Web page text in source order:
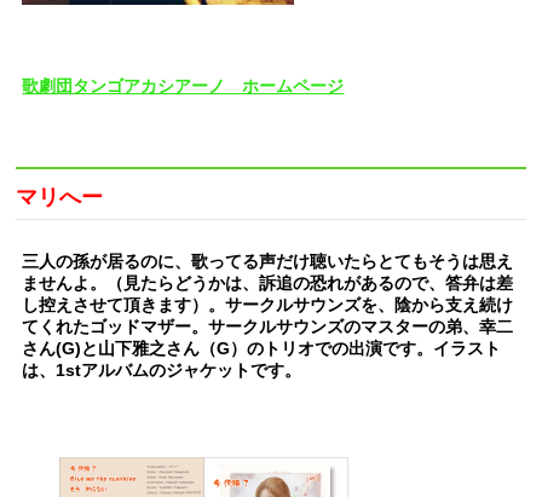
歌劇団タンゴアカシアーノ ホームページ
マリへー
三人の孫が居るのに、歌ってる声だけ聴いたらとてもそうは思え
ませんよ。（見たらどうかは、訴追の恐れがあるので、答弁は差
し控えさせて頂きます）。サークルサウンズを、陰から支え続け
てくれたゴッドマザー。サークルサウンズのマスターの弟、幸二
さん(G)と山下雅之さん（G）のトリオでの出演です。イラスト
は、1stアルバムのジャケットです。